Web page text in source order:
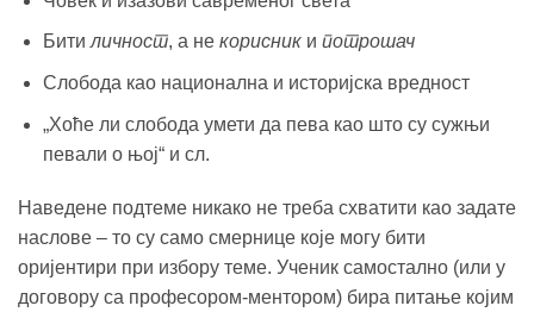
Бити личност, а не корисник и потрошач
Слобода као национална и историјска вредност
„Хоће ли слобода умети да пева као што су сужњи
певали о њој“ и сл.
Наведене подтеме никако не треба схватити као задате
наслове – то су само смернице које могу бити
оријентири при избору теме. Ученик самостално (или у
договору са професором-ментором) бира питање којим